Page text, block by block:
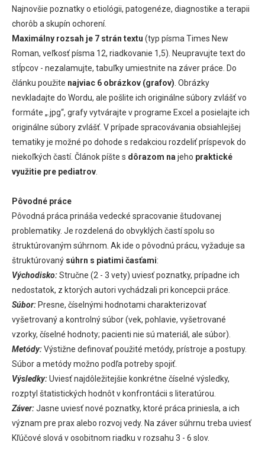
Najnovšie poznatky o etiológii, patogenéze, diagnostike a terapii
chorôb a skupín ochorení.
Maximálny rozsah je 7 strán textu (typ písma Times New
Roman, veľkosť písma 12, riadkovanie 1,5). Neupravujte text do
stĺpcov - nezalamujte, tabuľky umiestnite na záver práce. Do
článku použite najviac 6 obrázkov (grafov) . Obrázky
nevkladajte do Wordu, ale pošlite ich originálne súbory zvlášť vo
formáte „.jpg“, grafy vytvárajte v programe Excel a posielajte ich
originálne súbory zvlášť. V prípade spracovávania obsiahlejšej
tematiky je možné po dohode s redakciou rozdeliť príspevok do
niekoľkých častí. Článok píšte s dôrazom na jeho praktické
využitie pre pediatrov
Pôvodné práce
Pôvodná práca prináša vedecké spracovanie študovanej
problematiky. Je rozdelená do obvyklých častí spolu so
štruktúrovaným súhrnom. Ak ide o pôvodnú prácu, vyžaduje sa
štruktúrovaný súhrn s piatimi časťami:
Východisko:Stručne (2 - 3 vety) uviesť poznatky, prípadne ich
nedostatok, z ktorých autori vychádzali pri koncepcii práce.
Súbor:Presne, číselnými hodnotami charakterizovať
vyšetrovaný a kontrolný súbor (vek, pohlavie, vyšetrované
vzorky, číselné hodnoty; pacienti nie sú materiál, ale súbor).
Metódy:Výstižne definovať použité metódy, prístroje a postupy.
Súbor a metódy možno podľa potreby spojiť.
Výsledky:Uviesť najdôležitejšie konkrétne číselné výsledky,
rozptyl štatistických hodnôt v konfrontácii s literatúrou.
Záver:Jasne uviesť nové poznatky, ktoré práca priniesla, a ich
význam pre prax alebo rozvoj vedy. Na záver súhrnu treba uviesť
Kľúčové slová v osobitnom riadku v rozsahu 3 - 6 slov.